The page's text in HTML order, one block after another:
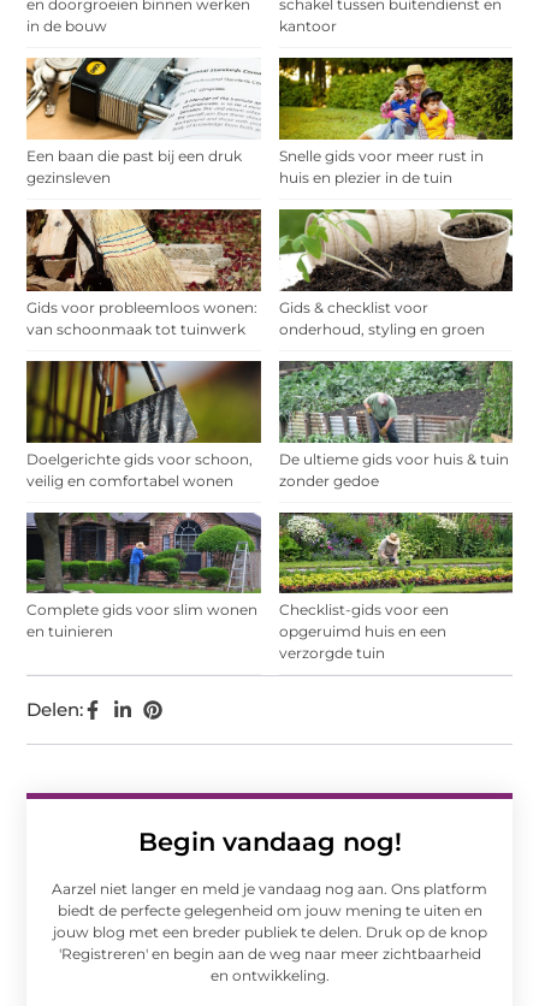
en doorgroeien binnen werken
in de bouw
schakel tussen buitendienst en
kantoor
Een baan die past bij een druk
gezinsleven
Snelle gids voor meer rust in
huis en plezier in de tuin
Gids voor probleemloos wonen:
van schoonmaak tot tuinwerk
Gids & checklist voor
onderhoud, styling en groen
Doelgerichte gids voor schoon,
veilig en comfortabel wonen
De ultieme gids voor huis & tuin
zonder gedoe
Complete gids voor slim wonen
en tuinieren
Checklist-gids voor een
opgeruimd huis en een
verzorgde tuin
Begin vandaag nog!
Aarzel niet langer en meld je vandaag nog aan. Ons platform
biedt de perfecte gelegenheid om jouw mening te uiten en
jouw blog met een breder publiek te delen. Druk op de knop
'Registreren' en begin aan de weg naar meer zichtbaarheid
en ontwikkeling.
Delen: